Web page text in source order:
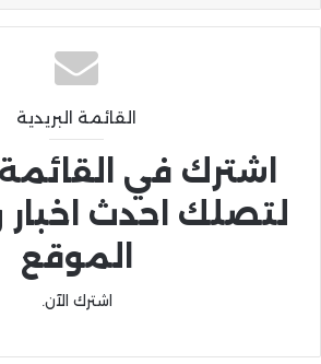
القائمة البريدية
اشترك في القائمة
لتصلك احدث اخبار
الموقع
اشترك الآن.